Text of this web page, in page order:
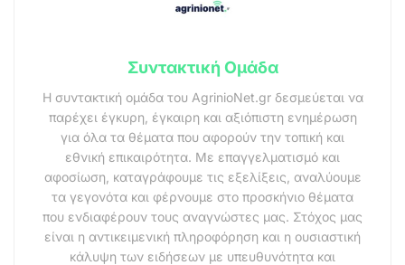
Συντακτική Ομάδα
Η συντακτική ομάδα του AgrinioNet.gr δεσμεύεται να
παρέχει έγκυρη, έγκαιρη και αξιόπιστη ενημέρωση
για όλα τα θέματα που αφορούν την τοπική και
εθνική επικαιρότητα. Με επαγγελματισμό και
αφοσίωση, καταγράφουμε τις εξελίξεις, αναλύουμε
τα γεγονότα και φέρνουμε στο προσκήνιο θέματα
που ενδιαφέρουν τους αναγνώστες μας. Στόχος μας
είναι η αντικειμενική πληροφόρηση και η ουσιαστική
κάλυψη των ειδήσεων με υπευθυνότητα και